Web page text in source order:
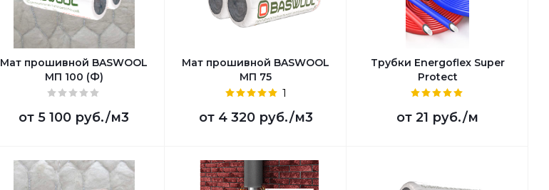
Мат прошивной BASWOOL
МП 100 (Ф)
от 5 100 руб./м3
Мат прошивной BASWOOL
МП 75
1
от 4 320 руб./м3
Трубки Energoflex Super
Protect
от 21 руб./м